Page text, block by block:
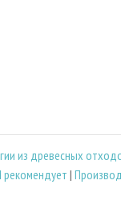
из древесных
рекомендует |